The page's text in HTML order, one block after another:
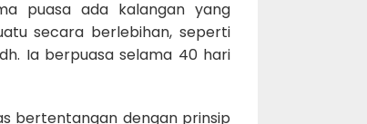
puasa ada kalangan yang
secara berlebihan, seperti
Ia berpuasa selama 40 hari
bertentangan dengan prinsip